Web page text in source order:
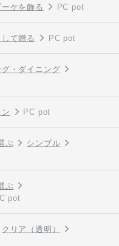
ケを飾る PC pot
て贈る PC pot
グ・ダイニング
PC pot
ぶ
シンプル
ぶ
pot
クリア（透明）